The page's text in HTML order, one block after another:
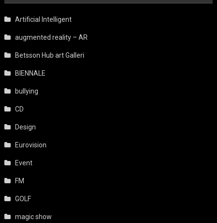
Artificial Intelligent
augmented reality – AR
Betsson Hub art Galleri
BIENNALE
bullying
CD
Design
Eurovision
Event
FM
GOLF
magic show